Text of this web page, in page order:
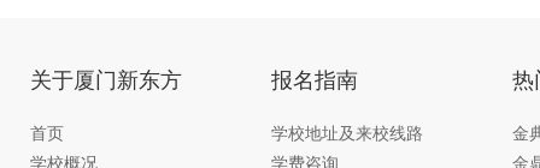
关于厦门新东方
首页
学校概况
报名指南
学校地址及来校线路
学费咨询
热
金
金